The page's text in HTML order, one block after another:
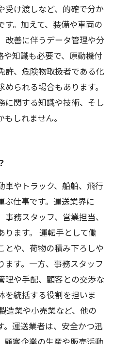
受け渡しなど、的確で分か
す。加えて、装備や車両の
改善に伴うデータ管理や分
や知識も必要で、原動機付
許、危険物取扱者である化
られる場合もあります。
に関する知識や技術、そし
しれません。
車やトラック、船舶、飛行
仕事です。運送業界に
務スタッフ、営業担当、
ります。 運転手として働
とや、荷物の積み下ろしや
ます。一方、事務スタッフ
理や手配、顧客との交渉な
を統括する役割を担いま
造業や小売業など、他の
。運送業者は、安全かつ迅
顧客企業の生産や販売活動